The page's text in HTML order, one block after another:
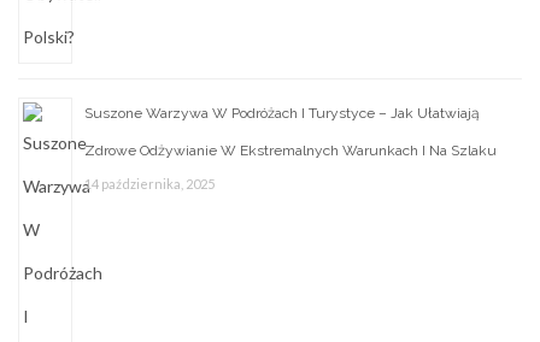
Suszone Warzywa W Podróżach I Turystyce – Jak Ułatwiają
Zdrowe Odżywianie W Ekstremalnych Warunkach I Na Szlaku
14 października, 2025